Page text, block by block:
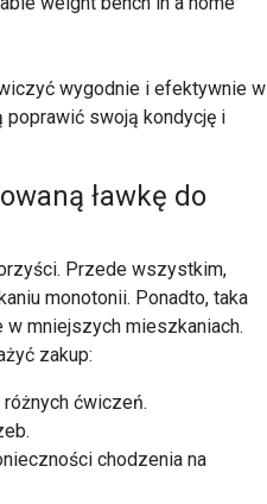
wygodnie i efektywnie w
poprawić swoją kondycję i
ławkę do
Przede wszystkim,
monotonii. Ponadto, taka
w mniejszych mieszkaniach.
zakup:
ćwiczeń.
chodzenia na